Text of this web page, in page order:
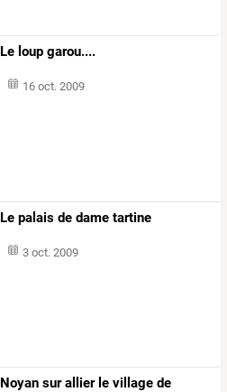
Le loup garou....
16 oct. 2009
Le palais de dame tartine
3 oct. 2009
Noyan sur allier le village de